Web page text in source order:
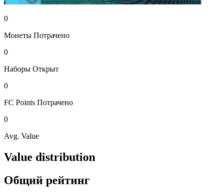
0
Монеты Потрачено
0
Наборы Открыт
0
FC Points Потрачено
0
Avg. Value
Value distribution
Общий рейтинг